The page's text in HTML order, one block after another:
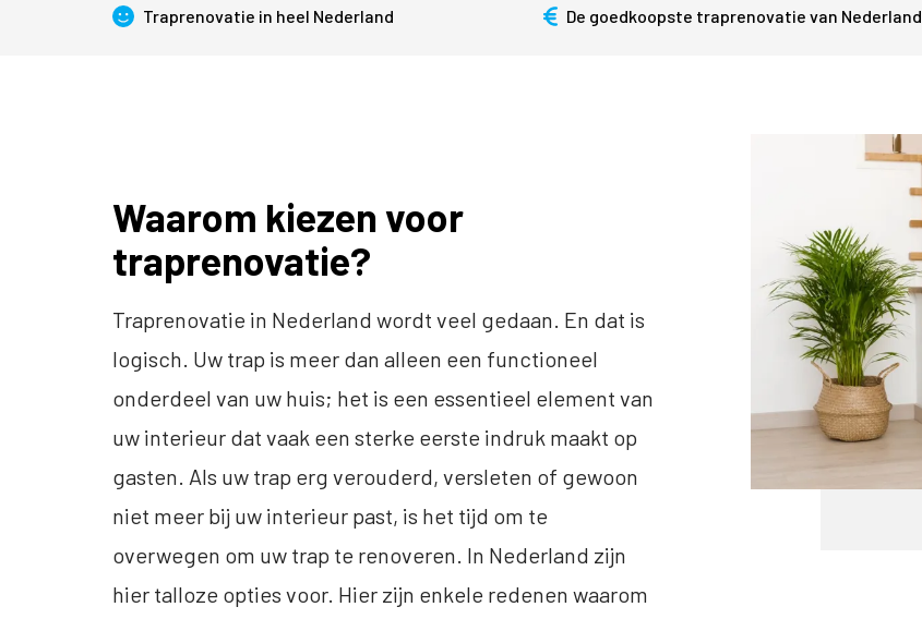
Traprenovatie in heel Nederland De goedkoopste traprenovatie van Nederland
Waarom kiezen voor
traprenovatie?
Traprenovatie in Nederland wordt veel gedaan. En dat is
logisch. Uw trap is meer dan alleen een functioneel
onderdeel van uw huis; het is een essentieel element van
uw interieur dat vaak een sterke eerste indruk maakt op
gasten. Als uw trap erg verouderd, versleten of gewoon
niet meer bij uw interieur past, is het tijd om te
overwegen om uw trap te renoveren. In Nederland zijn
hier talloze opties voor. Hier zijn enkele redenen waarom